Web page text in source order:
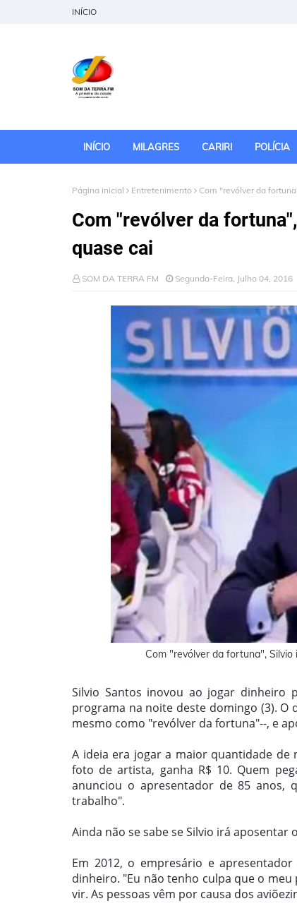
INÍCIO
INÍCIO MILAGRES CARIRI POLÍCIA
Página inicial Entretenimento Com "revólver da
Com "revólver da
quase cai
SOM DA TERRA FM Segunda-Feira, Julho 04, 2016
Com "revólver da fortuna", Silvio
Silvio Santos inovou ao jogar dinheiro
programa na noite deste domingo (3). O
mesmo como "revólver da fortuna"--, e
A ideia era jogar a maior quantidade
foto de artista, ganha R$ 10. Quem
anunciou o apresentador de 85 anos,
trabalho".
Ainda não se sabe se Silvio irá
Em 2012, o empresário e
dinheiro. "Eu não tenho culpa que o
vir. As pessoas vêm por causa dos